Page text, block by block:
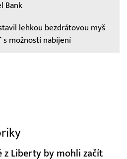
Bank
lehkou bezdrátovou myš
s možností nabíjení
z Liberty by mohli začít